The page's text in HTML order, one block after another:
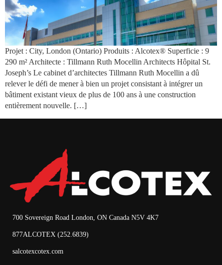
Projet : City, London (Ontario) Produits : Alcotex® Superficie : 9
290 m² Architecte : Tillmann Ruth Mocellin Architects Hôpital St.
Joseph’s Le cabinet d’architectes Tillmann Ruth Mocellin a dû
relever le défi de mener à bien un projet consistant à intégrer un
bâtiment existant vieux de plus de 100 ans à une construction
entièrement nouvelle. […]
700 Sovereign Road London, ON Canada N5V 4K7
877ALCOTEX (252.6839)
salcotexcotex.com